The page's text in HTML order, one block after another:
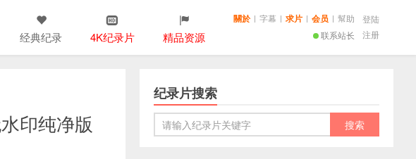
经典纪录 4K纪录片 精品资源 联系站长
關於 | 字幕 | 求片 | 会员 | 幫助
登陆
注册
印纯净版
纪录片搜索